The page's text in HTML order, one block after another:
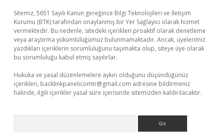
Sitemiz, 5651 Sayılı Kanun gereğince Bilgi Teknolojileri ve İletişim
Kurumu (BTK) tarafından onaylanmış bir Yer Sağlayıcı olarak hizmet
vermektedir. Bu nedenle, sitedeki içerikleri proaktif olarak denetleme
veya araştırma yükümlülüğümüz bulunmamaktadır. Ancak, üyelerimiz
yazdıkları içeriklerin sorumluluğunu taşımakta olup, siteye üye olarak
bu sorumluluğu kabul etmiş sayılırlar.
Hukuka ve yasal düzenlemelere aykırı olduğunu düşündüğünüz
içerikleri, backlinkpanelicomtr@gmail.com adresine bildirmeniz
halinde, ilgili içerikler yasal süre içerisinde sitemizden kaldırılacaktır.